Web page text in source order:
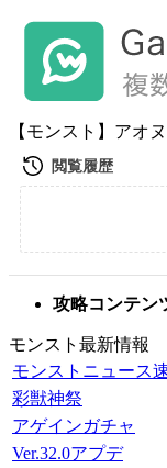
【モンスト】アオ
攻略コンテン
モンスト最新情報
モンストニュース
彩獣神祭
アゲインガチャ
Ver.32.0アプデ